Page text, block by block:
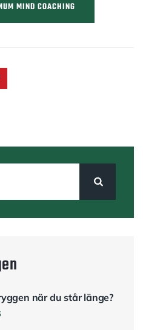
MIND COACHING
när du står länge?